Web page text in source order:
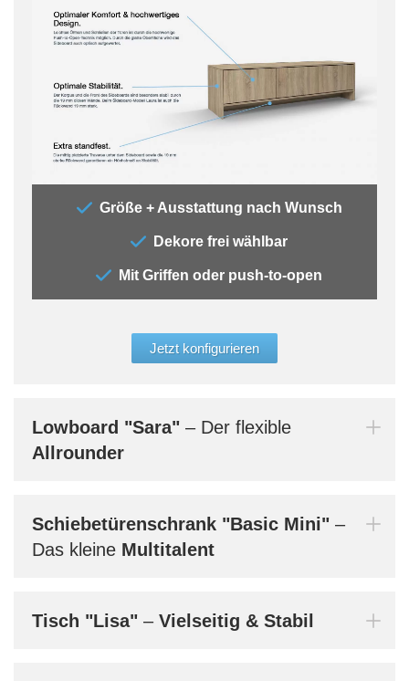
Größe + Ausstattung nach Wunsch
Dekore frei wählbar
Mit Griffen oder push-to-open
Jetzt konfigurieren
Lowboard "Sara" – Der flexible
Allrounder
Schiebetürenschrank "Basic Mini" –
Das kleine Multitalent
Tisch "Lisa" – Vielseitig & Stabil